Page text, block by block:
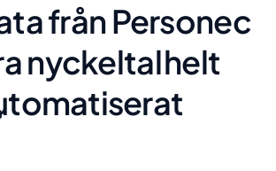
från Personec
nyckeltal helt